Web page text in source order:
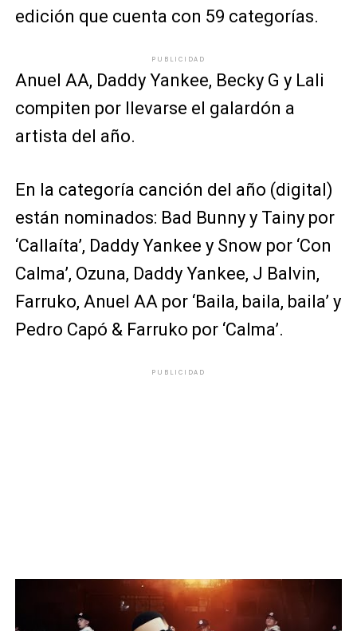
edición que cuenta con 59 categorías.
PUBLICIDAD
Anuel AA, Daddy Yankee, Becky G y Lali
compiten por llevarse el galardón a
artista del año.
En la categoría canción del año (digital)
están nominados: Bad Bunny y Tainy por
‘Callaíta’, Daddy Yankee y Snow por ‘Con
Calma’, Ozuna, Daddy Yankee, J Balvin,
Farruko, Anuel AA por ‘Baila, baila, baila’ y
Pedro Capó & Farruko por ‘Calma’.
PUBLICIDAD